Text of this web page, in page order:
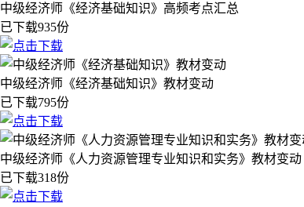
中级经济师《经济基础知识》高频考点汇总
已下载935份
中级经济师《经济基础知识》教材变动
已下载795份
中级经济师《人力资源管理专业知识和实务》教材变动
已下载318份